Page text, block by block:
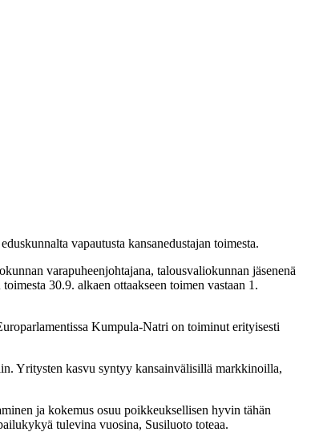
vapautusta kansanedustajan toimesta.
varapuheenjohtajana, talousvaliokunnan jäsenenä
30.9. alkaen ottaakseen toimen vastaan 1.
Kumpula-Natri on toiminut erityisesti
Yritysten kasvu syntyy kansainvälisillä markkinoilla,
ja kokemus osuu poikkeuksellisen hyvin tähän
tulevina vuosina, Susiluoto toteaa.